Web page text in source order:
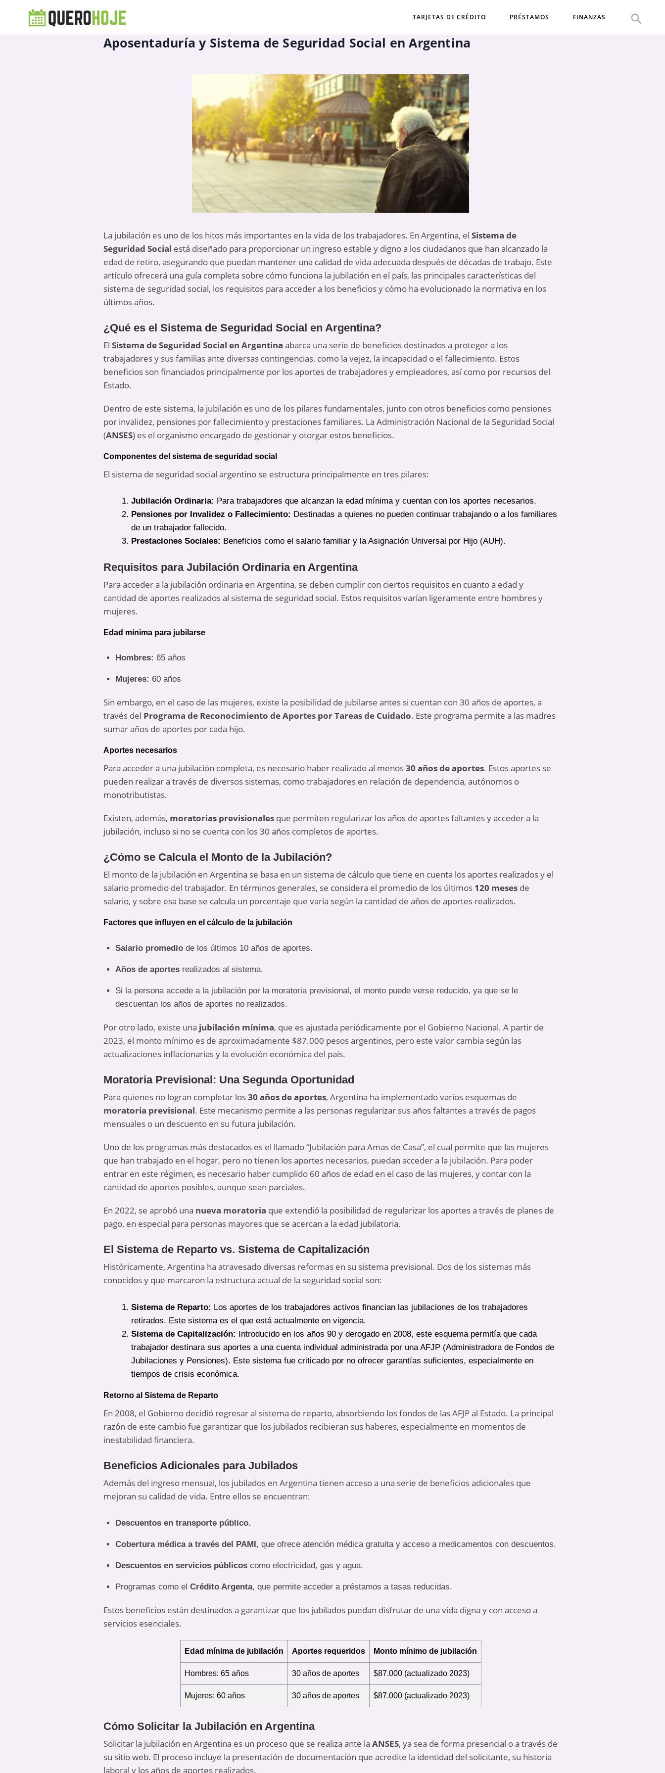
TARJETAS DE CRÉDITO PRÉSTAMOS FINANZAS
Aposentaduría y Sistema de Seguridad Social en Argentina
La jubilación es uno de los hitos más importantes en la vida de los trabajadores. En Argentina, el Sistema de
Seguridad Social está diseñado para proporcionar un ingreso estable y digno a los ciudadanos que han alcanzado la
edad de retiro, asegurando que puedan mantener una calidad de vida adecuada después de décadas de trabajo. Este
artículo ofrecerá una guía completa sobre cómo funciona la jubilación en el país, las principales características del
sistema de seguridad social, los requisitos para acceder a los beneficios y cómo ha evolucionado la normativa en los
últimos años.
¿Qué es el Sistema de Seguridad Social en Argentina?
El Sistema de Seguridad Social en Argentina abarca una serie de beneficios destinados a proteger a los
trabajadores y sus familias ante diversas contingencias, como la vejez, la incapacidad o el fallecimiento. Estos
beneficios son financiados principalmente por los aportes de trabajadores y empleadores, así como por recursos del
Estado.
Dentro de este sistema, la jubilación es uno de los pilares fundamentales, junto con otros beneficios como pensiones
por invalidez, pensiones por fallecimiento y prestaciones familiares. La Administración Nacional de la Seguridad Social
(ANSES) es el organismo encargado de gestionar y otorgar estos beneficios.
Componentes del sistema de seguridad social
El sistema de seguridad social argentino se estructura principalmente en tres pilares:
Jubilación Ordinaria: Para trabajadores que alcanzan la edad mínima y cuentan con los aportes necesarios.
Pensiones por Invalidez o Fallecimiento: Destinadas a quienes no pueden continuar trabajando o a los familiares
de un trabajador fallecido.
Prestaciones Sociales: Beneficios como el salario familiar y la Asignación Universal por Hijo (AUH).
Requisitos para Jubilación Ordinaria en Argentina
Para acceder a la jubilación ordinaria en Argentina, se deben cumplir con ciertos requisitos en cuanto a edad y
cantidad de aportes realizados al sistema de seguridad social. Estos requisitos varían ligeramente entre hombres y
mujeres.
Edad mínima para jubilarse
Hombres: 65 años
Mujeres: 60 años
Sin embargo, en el caso de las mujeres, existe la posibilidad de jubilarse antes si cuentan con 30 años de aportes, a
través del Programa de Reconocimiento de Aportes por Tareas de Cuidado. Este programa permite a las madres
sumar años de aportes por cada hijo.
Aportes necesarios
Para acceder a una jubilación completa, es necesario haber realizado al menos30 años de aportes. Estos aportes se
pueden realizar a través de diversos sistemas, como trabajadores en relación de dependencia, autónomos o
monotributistas.
Existen, además, moratorias previsionales que permiten regularizar los años de aportes faltantes y acceder a la
jubilación, incluso si no se cuenta con los 30 años completos de aportes.
¿Cómo se Calcula el Monto de la Jubilación?
El monto de la jubilación en Argentina se basa en un sistema de cálculo que tiene en cuenta los aportes realizados y el
salario promedio del trabajador. En términos generales, se considera el promedio de los últimos 120 meses de
salario, y sobre esa base se calcula un porcentaje que varía según la cantidad de años de aportes realizados.
Factores que influyen en el cálculo de la jubilación
Salario promedio de los últimos 10 años de aportes.
Años de aportes realizados al sistema.
Si la persona accede a la jubilación por la moratoria previsional, el monto puede verse reducido, ya que se le
descuentan los años de aportes no realizados.
Por otro lado, existe una jubilación mínima, que es ajustada periódicamente por el Gobierno Nacional. A partir de
2023, el monto mínimo es de aproximadamente $87.000 pesos argentinos, pero este valor cambia según las
actualizaciones inflacionarias y la evolución económica del país.
Moratoria Previsional: Una Segunda Oportunidad
Para quienes no logran completar los30 años de aportes, Argentina ha implementado varios esquemas de
moratoria previsional. Este mecanismo permite a las personas regularizar sus años faltantes a través de pagos
mensuales o un descuento en su futura jubilación.
Uno de los programas más destacados es el llamado “Jubilación para Amas de Casa”, el cual permite que las mujeres
que han trabajado en el hogar, pero no tienen los aportes necesarios, puedan acceder a la jubilación. Para poder
entrar en este régimen, es necesario haber cumplido 60 años de edad en el caso de las mujeres, y contar con la
cantidad de aportes posibles, aunque sean parciales.
En 2022, se aprobó una nueva moratoria que extendió la posibilidad de regularizar los aportes a través de planes de
pago, en especial para personas mayores que se acercan a la edad jubilatoria.
El Sistema de Reparto vs. Sistema de Capitalización
Históricamente, Argentina ha atravesado diversas reformas en su sistema previsional. Dos de los sistemas más
conocidos y que marcaron la estructura actual de la seguridad social son:
Sistema de Reparto: Los aportes de los trabajadores activos financian las jubilaciones de los trabajadores
retirados. Este sistema es el que está actualmente en vigencia.
Sistema de Capitalización: Introducido en los años 90 y derogado en 2008, este esquema permitía que cada
trabajador destinara sus aportes a una cuenta individual administrada por una AFJP (Administradora de Fondos de
Jubilaciones y Pensiones). Este sistema fue criticado por no ofrecer garantías suficientes, especialmente en
tiempos de crisis económica.
Retorno al Sistema de Reparto
En 2008, el Gobierno decidió regresar al sistema de reparto, absorbiendo los fondos de las AFJP al Estado. La principal
razón de este cambio fue garantizar que los jubilados recibieran sus haberes, especialmente en momentos de
inestabilidad financiera.
Beneficios Adicionales para Jubilados
Además del ingreso mensual, los jubilados en Argentina tienen acceso a una serie de beneficios adicionales que
mejoran su calidad de vida. Entre ellos se encuentran:
Descuentos en transporte público.
Cobertura médica a través del PAMI , que ofrece atención médica gratuita y acceso a medicamentos con descuentos.
Descuentos en servicios públicos como electricidad, gas y agua.
Programas como el Crédito Argenta, que permite acceder a préstamos a tasas reducidas.
Estos beneficios están destinados a garantizar que los jubilados puedan disfrutar de una vida digna y con acceso a
servicios esenciales.
Edad mínima de jubilación Aportes requeridos Monto mínimo de jubilación
Hombres: 65 años 30 años de aportes $87.000 (actualizado 2023)
Mujeres: 60 años 30 años de aportes $87.000 (actualizado 2023)
Cómo Solicitar la Jubilación en Argentina
Solicitar la jubilación en Argentina es un proceso que se realiza ante la ANSES, ya sea de forma presencial o a través de
su sitio web. El proceso incluye la presentación de documentación que acredite la identidad del solicitante, su historia
laboral y los años de aportes realizados.